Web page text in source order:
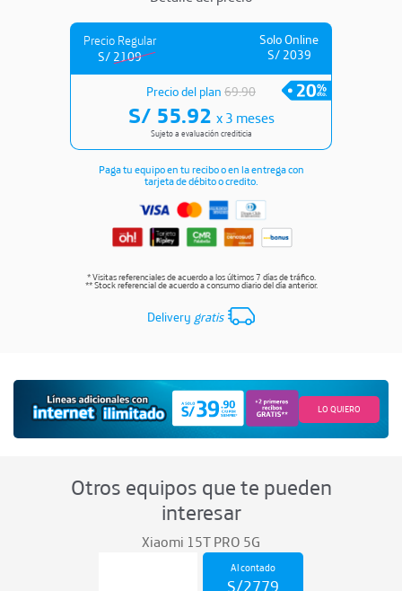
Precio Regular
S/ 2109
Solo Online
S/ 2039
Precio del plan 69.90
S/ 55.92 x 3 meses
Sujeto a evaluación crediticia
Paga tu equipo en tu recibo o en la entrega con
tarjeta de débito o credito.
* Visitas referenciales de acuerdo a los últimos 7 días de tráfico.
** Stock referencial de acuerdo a consumo diario del día anterior.
Delivery gratis
LO QUIERO
Otros equipos que te pueden
interesar
Xiaomi 15T PRO 5G
Al contado
S/2779